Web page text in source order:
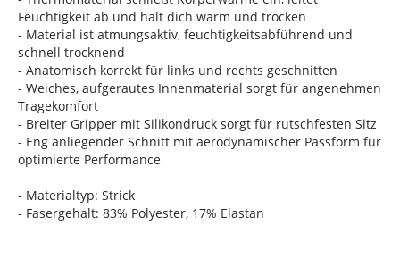
Feuchtigkeit ab und hält dich warm und trocken
- Material ist atmungsaktiv, feuchtigkeitsabführend und
schnell trocknend
- Anatomisch korrekt für links und rechts geschnitten
- Weiches, aufgerautes Innenmaterial sorgt für angenehmen
Tragekomfort
- Breiter Gripper mit Silikondruck sorgt für rutschfesten Sitz
- Eng anliegender Schnitt mit aerodynamischer Passform für
optimierte Performance
- Materialtyp: Strick
- Fasergehalt: 83% Polyester, 17% Elastan